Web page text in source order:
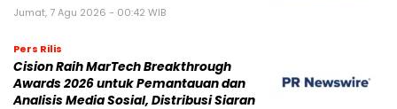
Jumat, 7 Agu 2026 - 00:42 WIB
Pers Rilis
Cision Raih MarTech Breakthrough
Awards 2026 untuk Pemantauan dan
Analisis Media Sosial, Distribusi Siaran